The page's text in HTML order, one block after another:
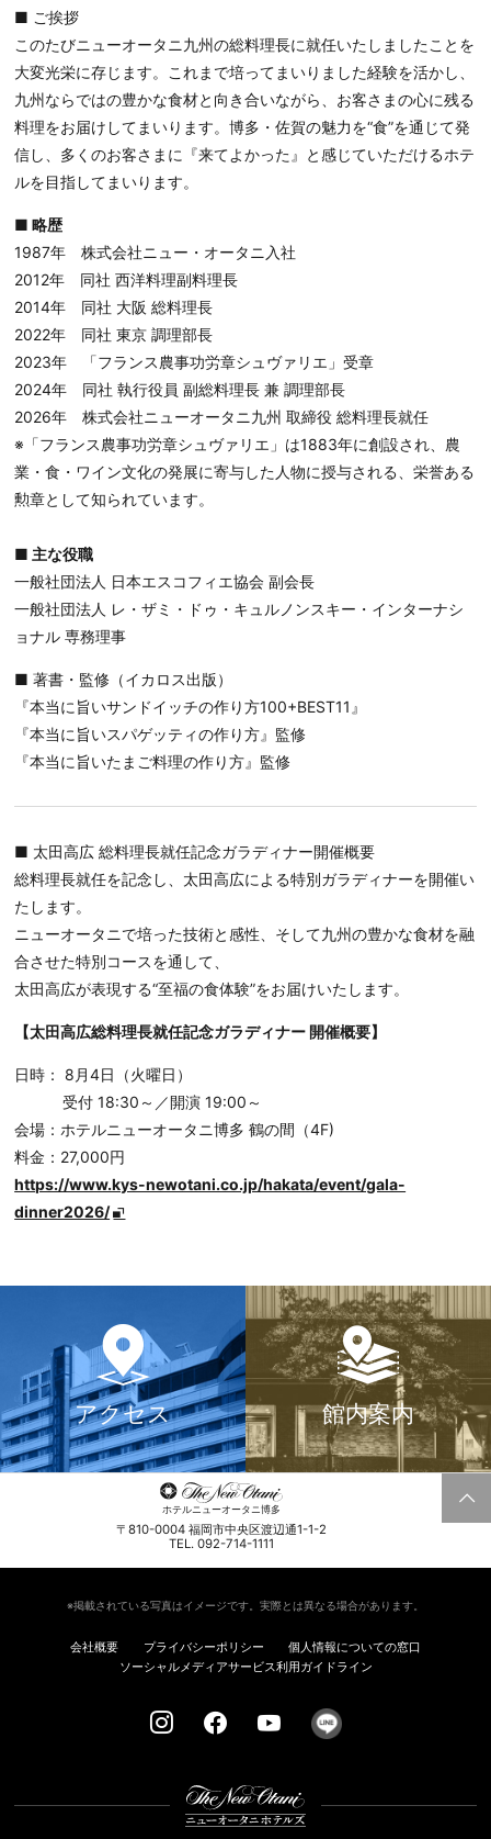
■ ご挨拶
このたびニューオータニ九州の総料理長に就任いたしましたことを
大変光栄に存じます。これまで培ってまいりました経験を活かし、
九州ならではの豊かな食材と向き合いながら、お客さまの心に残る
料理をお届けしてまいります。博多・佐賀の魅力を“食”を通じて発
信し、多くのお客さまに『来てよかった』と感じていただけるホテ
ルを目指してまいります。
■ 略歴
1987年 株式会社ニュー・オータニ入社
2012年 同社 西洋料理副料理長
2014年 同社 大阪 総料理長
2022年 同社 東京 調理部長
2023年 「フランス農事功労章シュヴァリエ」受章
2024年 同社 執行役員 副総料理長 兼 調理部長
2026年 株式会社ニューオータニ九州 取締役 総料理長就任
※「フランス農事功労章シュヴァリエ」は1883年に創設され、農
業・食・ワイン文化の発展に寄与した人物に授与される、栄誉ある
勲章として知られています。
■ 主な役職
一般社団法人 日本エスコフィエ協会 副会長
一般社団法人 レ・ザミ・ドゥ・キュルノンスキー・インターナシ
ョナル 専務理事
■ 著書・監修（イカロス出版）
『本当に旨いサンドイッチの作り方100+BEST11』
『本当に旨いスパゲッティの作り方』監修
『本当に旨いたまご料理の作り方』監修
■ 太田高広 総料理長就任記念ガラディナー開催概要
総料理長就任を記念し、太田高広による特別ガラディナーを開催い
たします。
ニューオータニで培った技術と感性、そして九州の豊かな食材を融
合させた特別コースを通して、
太田高広が表現する“至福の食体験”をお届けいたします。
【太田高広総料理長就任記念ガラディナー 開催概要】
日時： 8月4日（火曜日）
受付 18:30～／開演 19:00～
会場：ホテルニューオータニ博多 鶴の間（4F)
料金：27,000円
https://www.kys-newotani.co.jp/hakata/event/gala-
dinner2026/
アクセス 館内案内
ホテルニューオータニ博多
〒810-0004 福岡市中央区渡辺通1-1-2
TEL. 092-714-1111
※掲載されている写真はイメージです。実際とは異なる場合があります。
会社概要 プライバシーポリシー
個人情報についての窓口
ソーシャルメディアサービス利用ガイドライン